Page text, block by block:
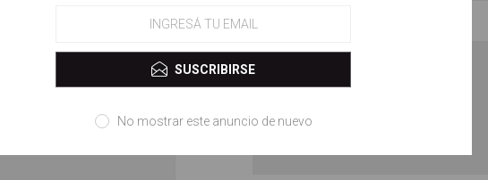
Revisar texto:
SUSCRIBIRSE
No mostrar este anuncio de nuevo